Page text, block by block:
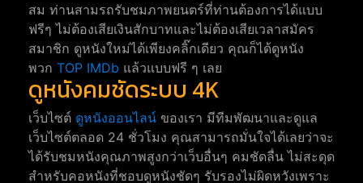
สม ท่านสามรถรับชมภาพยนตร์ที่ท่านต้องการได้แบบ
ฟรีๆ ไม่ต้องเสียเงินสักบาทและไม่ต้องเสียเวลาสมัคร
สมาชิก ดูหนังใหม่ได้เพียงคลิ๊กเดียว คุณก็ได้ดูหนัง
พวก TOP IMDb แล้วแบบฟรี ๆ เลย
ดูหนังคมชัดระบบ 4K
เว็บไซต์ ดูหนังออนไลน์ ของเรา มีทีมพัฒนาและดูแล
เว็บไซต์ตลอด 24 ชั่วโมง คุณสามารถมั่นใจได้เลยว่าจะ
ได้รับชมหนังคุณภาพสูงกว่าเว็บอื่นๆ คมชัดลื่น ไม่สะดุด
สำหรับคอหนังที่ชอบดูหนังชัดๆ รับรองไม่ผิดหวังเพราะ